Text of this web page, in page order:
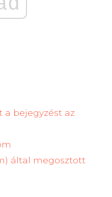
a bejegyzést az
által megosztott